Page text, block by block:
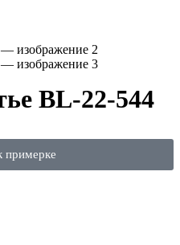
BL-22-544
примерке